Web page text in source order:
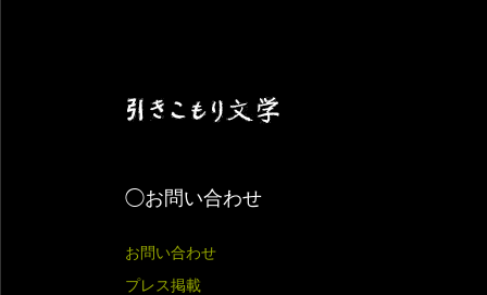
◯お問い合わせ
お問い合わせ
プレス掲載